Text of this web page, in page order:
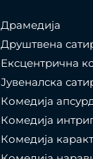
Драмедија
Друштвена
Ексцентрична
Јувеналска
Комедија
Комедија
Комедија